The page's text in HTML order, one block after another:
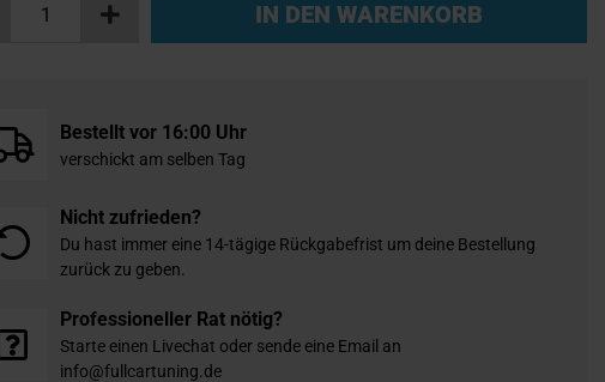
IN DEN WARENKORB
Bestellt vor 16:00 Uhr
verschickt am selben Tag
Nicht zufrieden?
Du hast immer eine 14-tägige Rückgabefrist um deine Bestellung
zurück zu geben.
Professioneller Rat nötig?
Starte einen Livechat oder sende eine Email an
info@fullcartuning.de